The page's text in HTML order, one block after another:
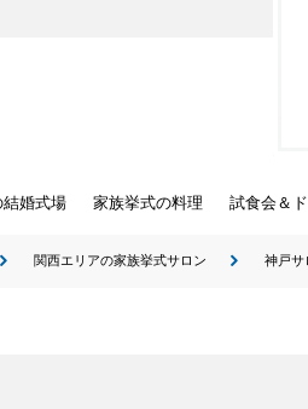
結婚式場 家族挙式の料理 試食会＆
関西エリアの家族挙式サロン 神戸サ